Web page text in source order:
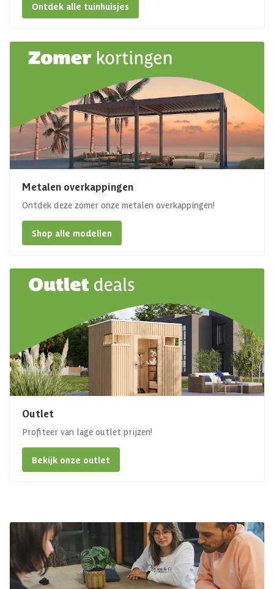
Ontdek alle tuinhuisjes
Metalen overkappingen
Ontdek deze zomer onze metalen overkappingen!
Shop alle modellen
Outlet
Profiteer van lage outlet prijzen!
Bekijk onze outlet